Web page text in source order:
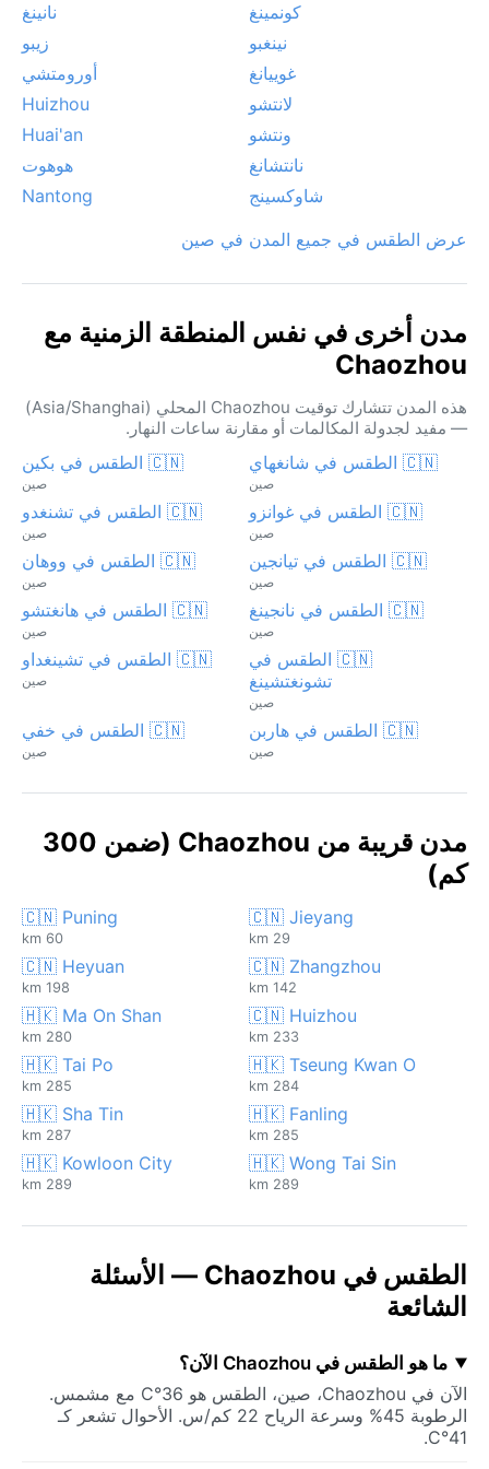
كونمينغ
نانينغ
نينغبو
زيبو
غوييانغ
أورومتشي
لانتشو
Huizhou
ونتشو
Huai'an
نانتشانغ
هوهوت
شاوكسينج
Nantong
عرض الطقس في جميع المدن في صين
مدن أخرى في نفس المنطقة الزمنية مع
Chaozhou
هذه المدن تتشارك توقيت Chaozhou المحلي (Asia/Shanghai)
— مفيد لجدولة المكالمات أو مقارنة ساعات النهار.
🇨🇳 الطقس في شانغهاي
صين
🇨🇳 الطقس في بكين
صين
🇨🇳 الطقس في غوانزو
صين
🇨🇳 الطقس في تشنغدو
صين
🇨🇳 الطقس في تيانجين
صين
🇨🇳 الطقس في ووهان
صين
🇨🇳 الطقس في نانجينغ
صين
🇨🇳 الطقس في هانغتشو
صين
🇨🇳 الطقس في
تشونغتشينغ
صين
🇨🇳 الطقس في تشينغداو
صين
🇨🇳 الطقس في هاربن
صين
🇨🇳 الطقس في خفي
صين
مدن قريبة من Chaozhou (ضمن 300
كم)
🇨🇳 Jieyang
29 km
🇨🇳 Puning
60 km
🇨🇳 Zhangzhou
142 km
🇨🇳 Heyuan
198 km
🇨🇳 Huizhou
233 km
🇭🇰 Ma On Shan
280 km
🇭🇰 Tseung Kwan O
284 km
🇭🇰 Tai Po
285 km
🇭🇰 Fanling
285 km
🇭🇰 Sha Tin
287 km
🇭🇰 Wong Tai Sin
289 km
🇭🇰 Kowloon City
289 km
الطقس في Chaozhou — الأسئلة
الشائعة
ما هو الطقس في Chaozhou الآن؟
الآن في Chaozhou، صين، الطقس هو 36°C مع مشمس.
الرطوبة 45% وسرعة الرياح 22 كم/س. الأحوال تشعر كـ
41°C.